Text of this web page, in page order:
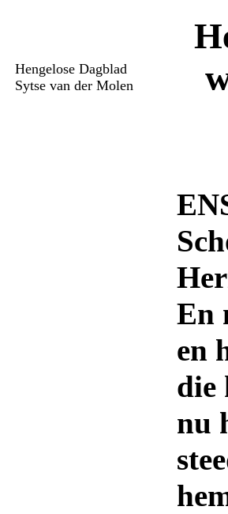
Hengelose Dagblad
Sytse van der Molen
En
en
die
nu